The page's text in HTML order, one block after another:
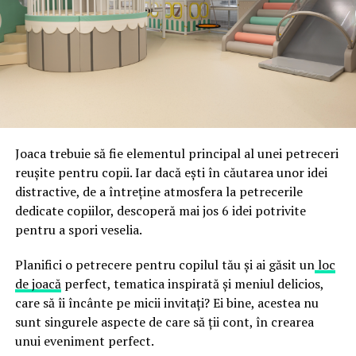
specializată în amenajări hoteliere ajută la alinierea
acestor decizii tehnice cu identitatea vizuală a unității,
astfel încât confortul și estetica să funcționeze
împreună, nu în tensiune una cu cealaltă, pe toată
durata de viață a amenajării, indiferent de câte sezoane
ceea ce crește riscul de email spoofing, phishing și
fraude care exploatează încrederea în brand.
Directoratul Național de Securitate Cibernetică (DNSC)
false până la tentative de furt al datelor personale și
financiare. Instituția recomandă verificarea atentă a
sursei mesajelor și raportarea incidentelor la numărul
unic 1911.
Campaniile identificate în ultimele săptămâni folosesc
false de streaming, coduri QR malițioase și mesaje care
promit bilete, rambursări, premii sau acces gratuit la
meciuri. FBI a emis în luna mai un avertisment privind
site-urile care clonează platforma oficială prin
modificări minore ale denumirii domeniului, precum
Joaca trebuie să fie elementul principal al unei petreceri
reușite pentru copii. Iar dacă ești în căutarea unor idei
distractive, de a întreține atmosfera la petrecerile
dedicate copiilor, descoperă mai jos 6 idei potrivite
pentru a spori veselia.
Planifici o petrecere pentru copilul tău și ai găsit unloc
de joacăperfect, tematica inspirată și meniul delicios,
care să îi încânte pe micii invitați? Ei bine, acestea nu
sunt singurele aspecte de care să ții cont, în crearea
unui eveniment perfect.